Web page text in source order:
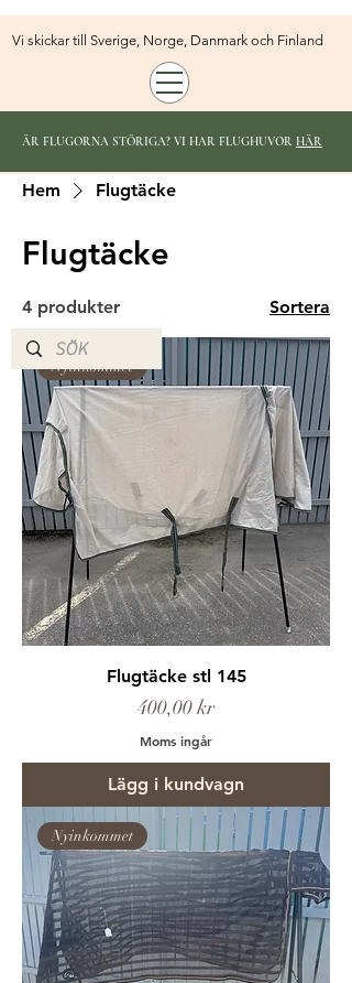
Vi skickar till Sverige, Norge, Danmark och Finland
ÄR FLUGORNA STÖRIGA? VI HAR FLUGHUVOR HÄR
Hem Flugtäcke
Flugtäcke
4 produkter Sortera
Nyinkommet
Flugtäcke stl 145
Pris
400,00 kr
Moms ingår
Lägg i kundvagn
Nyinkommet